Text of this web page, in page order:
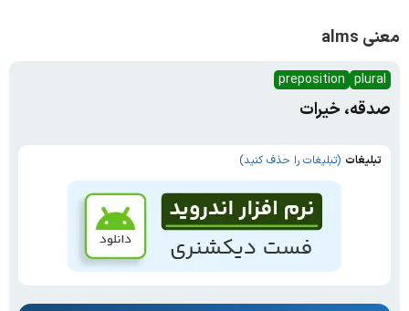
معنی alms
plural
preposition
صدقه، خیرات
تبلیغات (تبلیغات را حذف کنید)